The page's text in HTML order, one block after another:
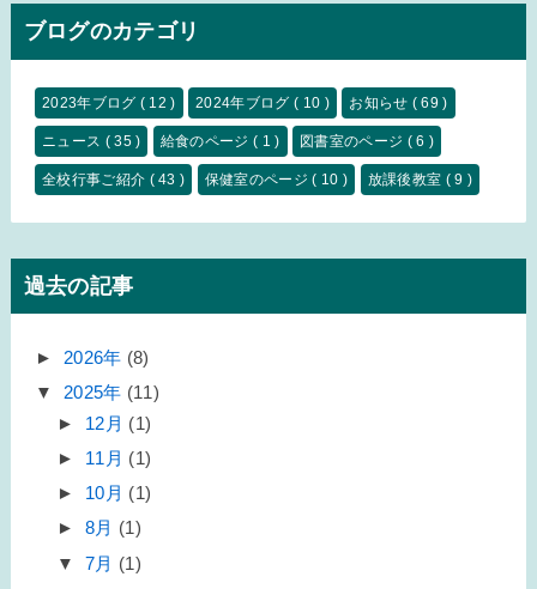
ブログのカテゴリ
2023年ブログ ( 12 ) 2024年ブログ ( 10 ) お知らせ ( 69 )
ニュース ( 35 ) 給食のページ( 1 ) 図書室のページ ( 6 )
全校行事ご紹介 ( 43 ) 保健室のページ( 10 ) 放課後教室 ( 9 )
過去の記事
► 2026年 (8)
▼ 2025年 (11)
► 12月 (1)
► 11月 (1)
► 10月 (1)
► 8月 (1)
▼ 7月 (1)